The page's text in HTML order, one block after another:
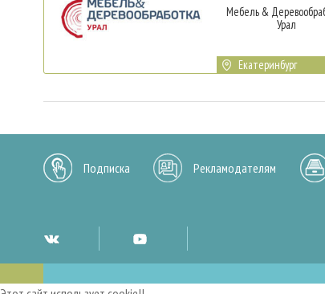
Мебель &
Урал
Екатеринбург
Подписка Рекламодателям